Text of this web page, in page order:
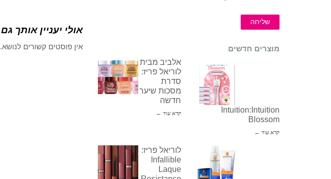
אולי יעניין אותך גם
אין פוסטים קשורים לנושא.
שליחה
מוצרים חדשים
אלביב מבית
לוריאל פריז:
סדרת
מסכות שיער
חדשה
קרא עוד ←
Intuition:Intuition
Blossom
קרא עוד ←
לוריאל פריז:
Infallible
Laque